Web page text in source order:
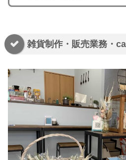
雑貨制作・販売業務・